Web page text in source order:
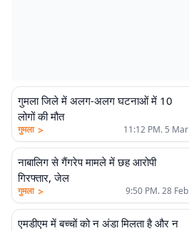
गुमला जिले में अलग-अलग घटनाओं में 10
लोगों की मौत
गुमला > 11:12 PM. 5 Mar
नाबालिग से गैंगरेप मामले में छह आरोपी
गिरफ्तार, जेल
गुमला > 9:50 PM. 28 Feb
एमडीएम में बच्चों को न अंडा मिलता है और न